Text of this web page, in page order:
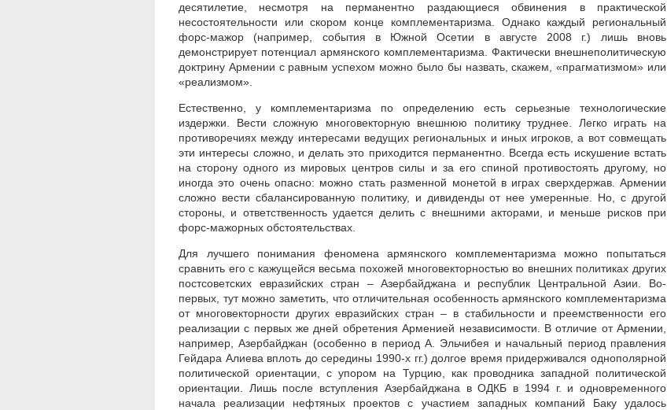
десятилетие, несмотря на перманентно раздающиеся обвинения в практической
несостоятельности или скором конце комплементаризма. Однако каждый региональный
форс-мажор (например, события в Южной Осетии в августе 2008 г.) лишь вновь
демонстрирует потенциал армянского комплементаризма. Фактически внешнеполитическую
доктрину Армении с равным успехом можно было бы назвать, скажем, «прагматизмом» или
«реализмом».
Естественно, у комплементаризма по определению есть серьезные технологические
издержки. Вести сложную многовекторную внешнюю политику труднее. Легко играть на
противоречиях между интересами ведущих региональных и иных игроков, а вот совмещать
эти интересы сложно, и делать это приходится перманентно. Всегда есть искушение встать
на сторону одного из мировых центров силы и за его спиной противостоять другому, но
иногда это очень опасно: можно стать разменной монетой в играх сверхдержав. Армении
сложно вести сбалансированную политику, и дивиденды от нее умеренные. Но, с другой
стороны, и ответственность удается делить с внешними акторами, и меньше рисков при
форс-мажорных обстоятельствах.
Для лучшего понимания феномена армянского комплементаризма можно попытаться
сравнить его с кажущейся весьма похожей многовекторностью во внешних политиках других
постсоветских евразийских стран – Азербайджана и республик Центральной Азии. Во-
первых, тут можно заметить, что отличительная особенность армянского комплементаризма
от многовекторности других евразийских стран – в стабильности и преемственности его
реализации с первых же дней обретения Арменией независимости. В отличие от Армении,
например, Азербайджан (особенно в период А. Эльчибея и начальный период правления
Гейдара Алиева вплоть до середины 1990-х гг.) долгое время придерживался однополярной
политической ориентации, с упором на Турцию, как проводника западной политической
ориентации. Лишь после вступления Азербайджана в ОДКБ в 1994 г. и одновременного
начала реализации нефтяных проектов с участием западных компаний Баку удалось